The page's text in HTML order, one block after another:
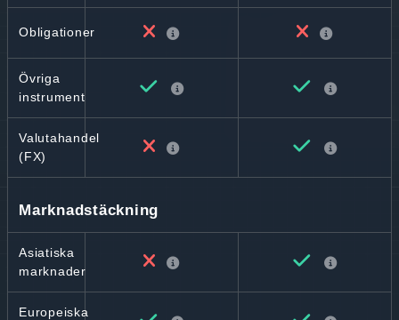
Obligationer
Övriga
instrument
Valutahandel
(FX)
Marknadstäckning
Asiatiska
marknader
Europeiska